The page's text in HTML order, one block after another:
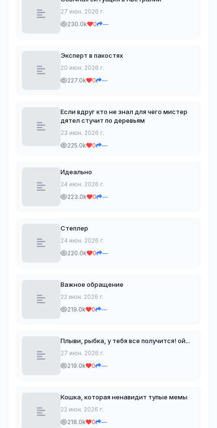
27 июн. 2026 г.
230.0k
0 —
Эксперт в пакостях
20 июн. 2026 г.
227.0k
0 —
Если вдруг кто не знал для чего мистер
дятел стучит по деревьям
23 июн. 2026 г.
225.0k
0 —
Идеально
24 июн. 2026 г.
223.0k
0 —
Степлер
24 июн. 2026 г.
220.0k
0 —
Важное обращение
22 июн. 2026 г.
219.0k
0 —
Плыви, рыбка, у тебя все получится! ой...
27 июн. 2026 г.
219.0k
0 —
Кошка, которая ненавидит тупые мемы
22 июн. 2026 г.
218.0k
0 —